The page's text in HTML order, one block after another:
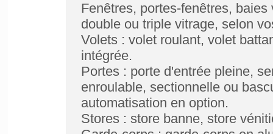
Fenêtres, portes-fenêtres,
double ou triple vitrage, selon
Volets : volet roulant, volet
intégrée.
Portes : porte d'entrée pleine,
enroulable, sectionnelle ou
automatisation en option.
Stores : store banne, store